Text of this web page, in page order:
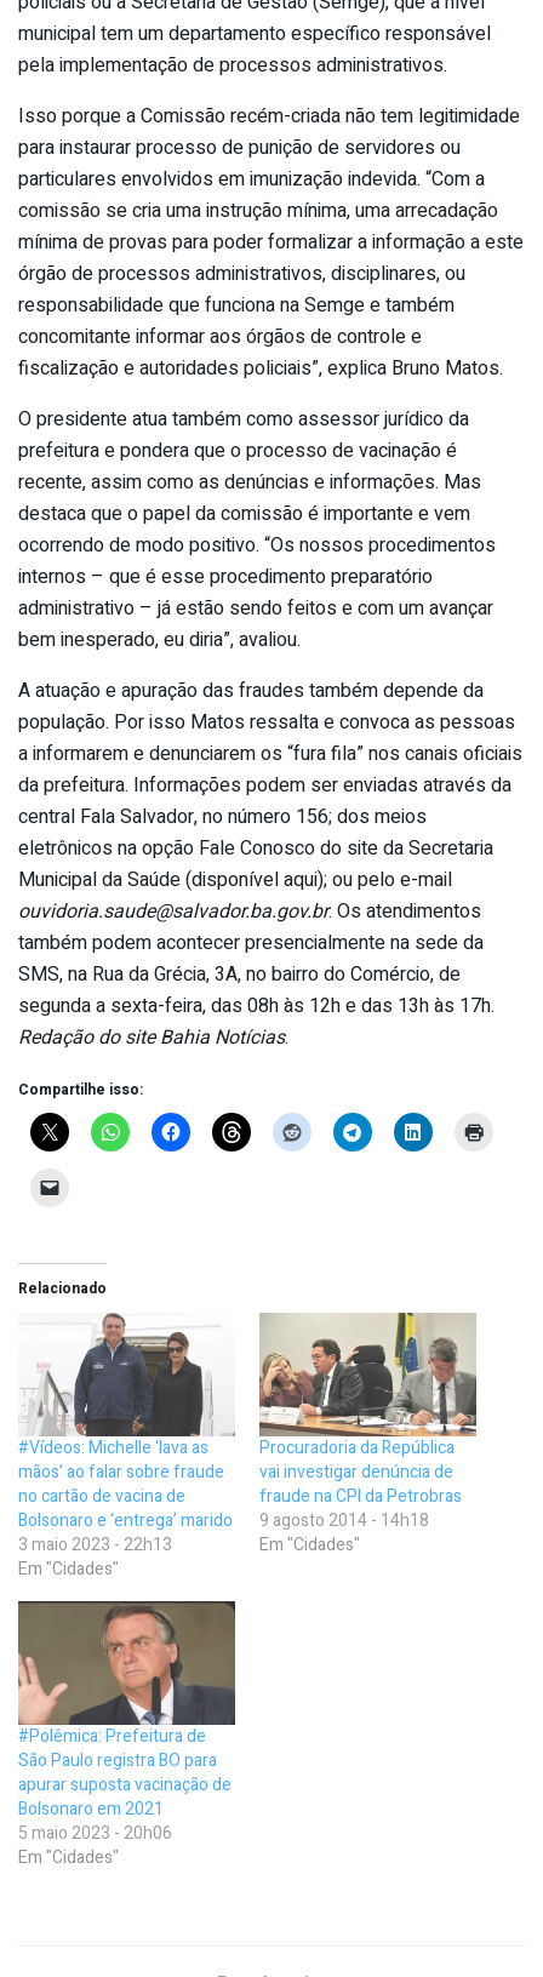
municipal tem um departamento específico responsável
pela implementação de processos administrativos.
Isso porque a Comissão recém-criada não tem legitimidade
para instaurar processo de punição de servidores ou
particulares envolvidos em imunização indevida. “Com a
comissão se cria uma instrução mínima, uma arrecadação
mínima de provas para poder formalizar a informação a este
órgão de processos administrativos, disciplinares, ou
responsabilidade que funciona na Semge e também
concomitante informar aos órgãos de controle e
fiscalização e autoridades policiais”, explica Bruno Matos.
O presidente atua também como assessor jurídico da
prefeitura e pondera que o processo de vacinação é
recente, assim como as denúncias e informações. Mas
destaca que o papel da comissão é importante e vem
ocorrendo de modo positivo. “Os nossos procedimentos
internos – que é esse procedimento preparatório
administrativo – já estão sendo feitos e com um avançar
bem inesperado, eu diria”, avaliou.
A atuação e apuração das fraudes também depende da
população. Por isso Matos ressalta e convoca as pessoas
a informarem e denunciarem os “fura fila” nos canais oficiais
da prefeitura. Informações podem ser enviadas através da
central Fala Salvador, no número 156; dos meios
eletrônicos na opção Fale Conosco do site da Secretaria
Municipal da Saúde (disponível aqui); ou pelo e-mail
ouvidoria.saude@salvador.ba.gov.br. Os atendimentos
também podem acontecer presencialmente na sede da
SMS, na Rua da Grécia, 3A, no bairro do Comércio, de
segunda a sexta-feira, das 08h às 12h e das 13h às 17h.
Redação do site Bahia Notícias.
Compartilhe isso:
Relacionado
#Vídeos: Michelle ‘lava as
mãos’ ao falar sobre fraude
no cartão de vacina de
Bolsonaro e ‘entrega’ marido
3 maio 2023 - 22h13
Em "Cidades"
Procuradoria da República
vai investigar denúncia de
fraude na CPI da Petrobras
9 agosto 2014 - 14h18
Em "Cidades"
#Polêmica: Prefeitura de
São Paulo registra BO para
apurar suposta vacinação de
Bolsonaro em 2021
5 maio 2023 - 20h06
Em "Cidades"